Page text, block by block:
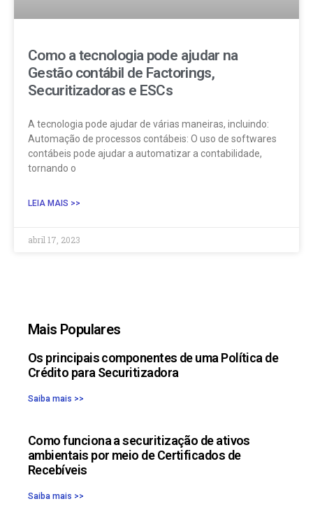
Como a tecnologia pode ajudar na
Gestão contábil de Factorings,
Securitizadoras e ESCs
A tecnologia pode ajudar de várias maneiras, incluindo:
Automação de processos contábeis: O uso de softwares
contábeis pode ajudar a automatizar a contabilidade,
tornando o
LEIA MAIS >>
abril 17, 2023
Mais Populares
Os principais componentes de uma Política de
Crédito para Securitizadora
Saiba mais >>
Como funciona a securitização de ativos
ambientais por meio de Certificados de
Recebíveis
Saiba mais >>